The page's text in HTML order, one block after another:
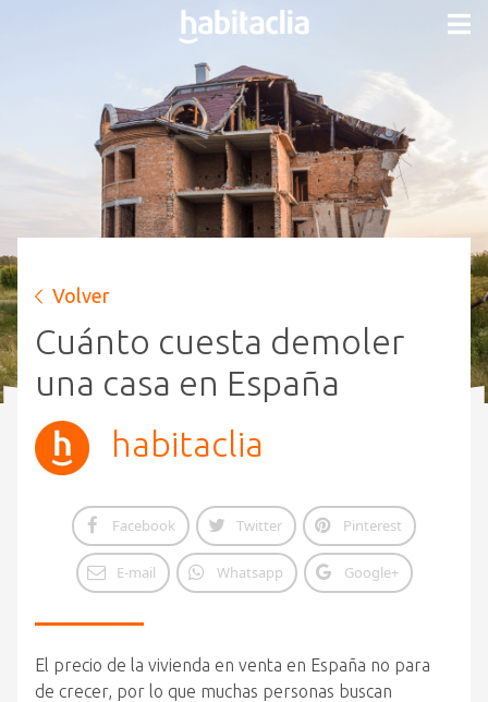
Volver
Cuánto cuesta demoler
una casa en España
habitaclia
Facebook Twitter Pinterest
E-mail Whatsapp Google+
El precio de la vivienda en venta en España no para
de crecer, por lo que muchas personas buscan